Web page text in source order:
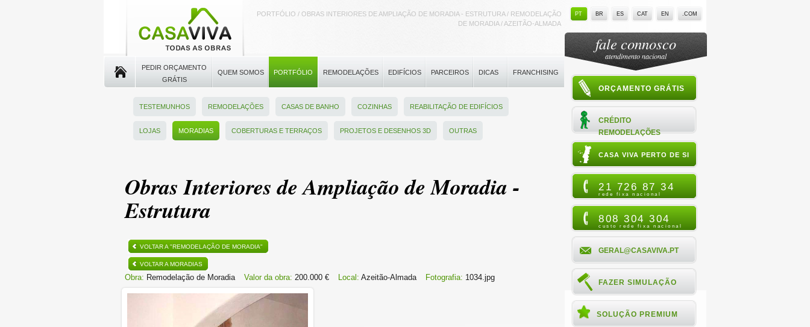
PORTFÓLIO / OBRAS INTERIORES DE AMPLIAÇÃO DE MORADIA - ESTRUTURA / REMODELAÇÃO
DE MORADIA / AZEITÃO-ALMADA
PT BR ES CAT EN .COM
PEDIR ORÇAMENTO
GRÁTIS
QUEM SOMOS PORTFÓLIO REMODELAÇÕES EDIFÍCIOS PARCEIROS DICAS FRANCHISING
TESTEMUNHOS REMODELAÇÕES CASAS DE BANHO COZINHAS REABILITAÇÃO DE EDIFÍCIOS
LOJAS MORADIAS COBERTURAS E TERRAÇOS PROJETOS E DESENHOS 3D OUTRAS
Obras Interiores de Ampliação de Moradia -
Estrutura
VOLTAR A "REMODELAÇÃO DE MORADIA"
VOLTAR A MORADIAS
Obra: Remodelação de Moradia Valor da obra: 200.000 € Local: Azeitão-Almada Fotografia: 1034.jpg
fale connosco
atendimento nacional
ORÇAMENTO GRÁTIS
CRÉDITO
REMODELAÇÕES
CASA VIVA PERTO DE SI
21 726 87 34
rede fixa nacional
808 304 304
custo rede fixa nacional
GERAL@CASAVIVA.PT
FAZER SIMULAÇÃO
SOLUÇÃO PREMIUM